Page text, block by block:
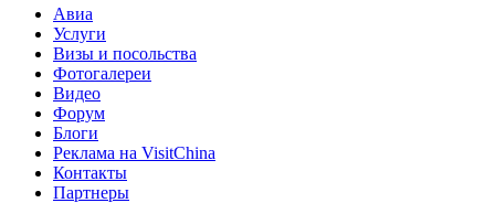
Авиа
Услуги
Визы и посольства
Фотогалереи
Видео
Форум
Блоги
Реклама на VisitChina
Контакты
Партнеры